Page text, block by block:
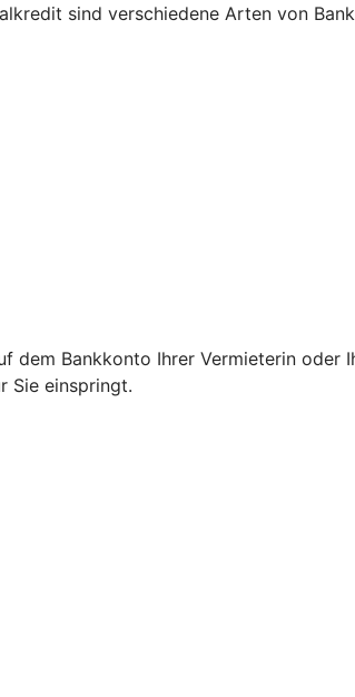
sind verschiedene Arten von
dem Bankkonto Ihrer Vermieterin oder
Sie einspringt.